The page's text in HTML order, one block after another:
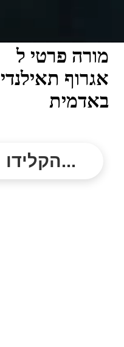
מורה פרטי ל
אגרוף תאילנדי
באדמית
הקלידו נושא לימוד...